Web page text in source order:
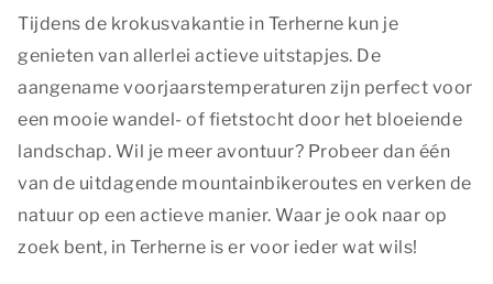
Tijdens de krokusvakantie in Terherne kun je
genieten van allerlei actieve uitstapjes. De
aangename voorjaarstemperaturen zijn perfect voor
een mooie wandel- of fietstocht door het bloeiende
landschap. Wil je meer avontuur? Probeer dan één
van de uitdagende mountainbikeroutes en verken de
natuur op een actieve manier. Waar je ook naar op
zoek bent, in Terherne is er voor ieder wat wils!